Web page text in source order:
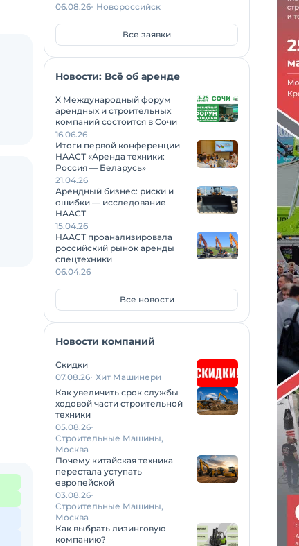
06.08.26 Новороссийск
Все заявки
Новости: Всё об аренде
X Международный форум
арендных и строительных
компаний состоится в Сочи
16.06.26
Итоги первой конференции
НААСТ «Аренда техники:
Россия — Беларусь»
21.04.26
Арендный бизнес: риски и
ошибки — исследование
НААСТ
15.04.26
НААСТ проанализировала
российский рынок аренды
спецтехники
06.04.26
Все новости
Новости компаний
Скидки
07.08.26 Хит Машинери
Как увеличить срок службы
ходовой части строительной
техники
05.08.26
Строительные Машины,
Москва
Почему китайская техника
перестала уступать
европейской
03.08.26
Строительные Машины,
Москва
Как выбрать лизинговую
компанию?